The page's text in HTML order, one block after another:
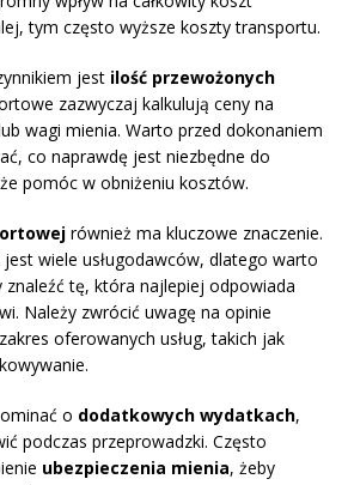
tym często wyższe koszty transportu.
jest ilość przewożonych
zazwyczaj kalkulują ceny na
wagi mienia. Warto przed dokonaniem
co naprawdę jest niezbędne do
pomóc w obniżeniu kosztów.
również ma kluczowe znaczenie.
wiele usługodawców, dlatego warto
tę, która najlepiej odpowiada
Należy zwrócić uwagę na opinie
oferowanych usług, takich jak
o dodatkowych wydatkach,
podczas przeprowadzki. Często
ubezpieczenia mienia, żeby